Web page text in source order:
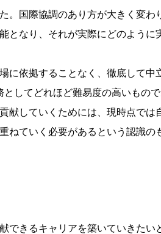
。国際協調のあり方が大きく変わ
なり、それが実際にどのように
に依拠することなく、徹底して中
してどれほど難易度の高いもの
献していくためには、現時点で
ていく必要があるという認識の
きるキャリアを築いていきたい